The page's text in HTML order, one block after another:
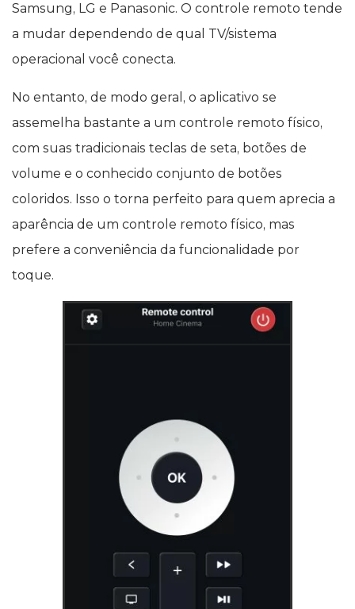
Samsung, LG e Panasonic. O controle remoto tende
a mudar dependendo de qual TV/sistema
operacional você conecta.
No entanto, de modo geral, o aplicativo se
assemelha bastante a um controle remoto físico,
com suas tradicionais teclas de seta, botões de
volume e o conhecido conjunto de botões
coloridos. Isso o torna perfeito para quem aprecia a
aparência de um controle remoto físico, mas
prefere a conveniência da funcionalidade por
toque.